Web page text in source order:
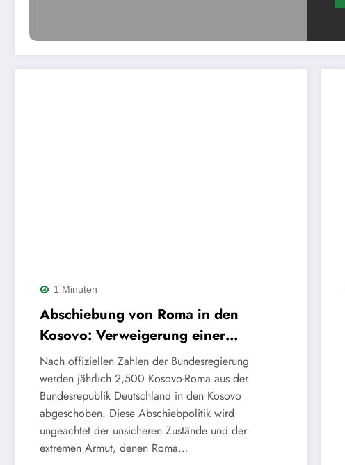
1 Minuten
Abschiebung von Roma in den
Kosovo: Verweigerung einer
historischen Verantwortung
Nach offiziellen Zahlen der Bundesregierung
werden jährlich 2,500 Kosovo-Roma aus der
Bundesrepublik Deutschland in den Kosovo
abgeschoben. Diese Abschiebpolitik wird
ungeachtet der unsicheren Zustände und der
extremen Armut, denen Roma…